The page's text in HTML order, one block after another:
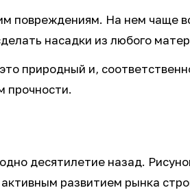
повреждениям. На нем чаще
насадки из любого
природный и,
прочности.
десятилетие назад.
развитием рынка